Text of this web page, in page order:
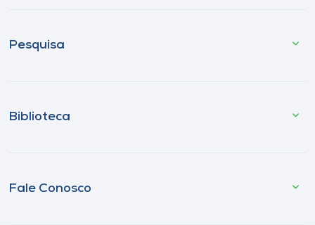
Pesquisa
Biblioteca
Fale Conosco